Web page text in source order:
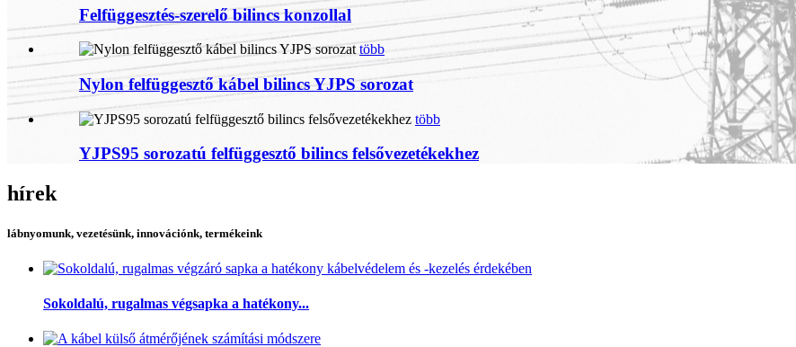
Felfüggesztés-szerelő bilincs konzollal
több
Nylon felfüggesztő kábel bilincs YJPS sorozat
több
YJPS95 sorozatú felfüggesztő bilincs felsővezetékekhez
hírek
lábnyomunk, vezetésünk, innovációnk, termékeink
Sokoldalú, rugalmas végsapka a hatékony...